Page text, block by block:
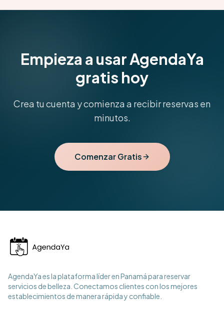
Empieza a usar AgendaYa
gratis hoy
Crea tu cuenta y comienza a recibir reservas en
minutos.
Comenzar Gratis
AgendaYa es la plataforma líder en Panamá para reservar
servicios de belleza. Conectamos clientes con los mejores
establecimientos de manera rápida y confiable.